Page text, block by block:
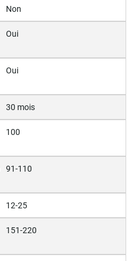
Non
Oui
Oui
30 mois
100
91-110
12-25
151-220